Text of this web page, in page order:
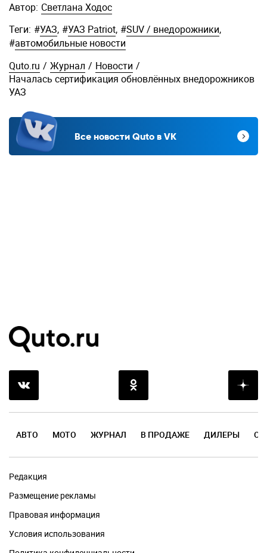
Автор: Светлана Ходос
Теги: #УАЗ, #УАЗ Patriot, #SUV / внедорожники,
#автомобильные новости
Quto.ru / Журнал / Новости /
Началась сертификация обновлённых внедорожников
УАЗ
Все новости Quto в VK
АВТО МОТО ЖУРНАЛ В ПРОДАЖЕ ДИЛЕРЫ
Редакция
Размещение рекламы
Правовая информация
Условия использования